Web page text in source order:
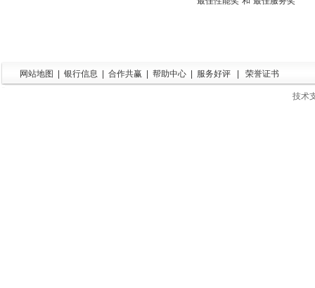
网站地图 银行信息 合作共赢| 帮助中心| 服务好评| 荣誉证书
技术